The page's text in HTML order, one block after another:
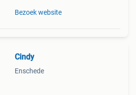
Bezoek website
Cindy
Enschede